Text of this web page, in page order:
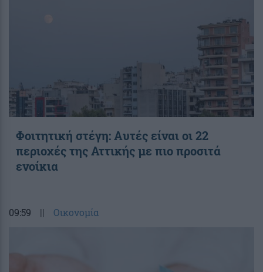
Φοιτητική στέγη: Aυτές είναι οι 22
περιοχές της Αττικής με πιο προσιτά
ενοίκια
09:59 || Οικονομία